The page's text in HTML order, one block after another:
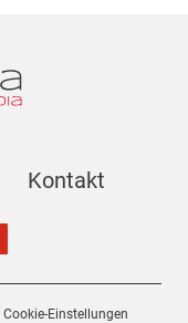
Kontakt
Cookie-Einstellungen